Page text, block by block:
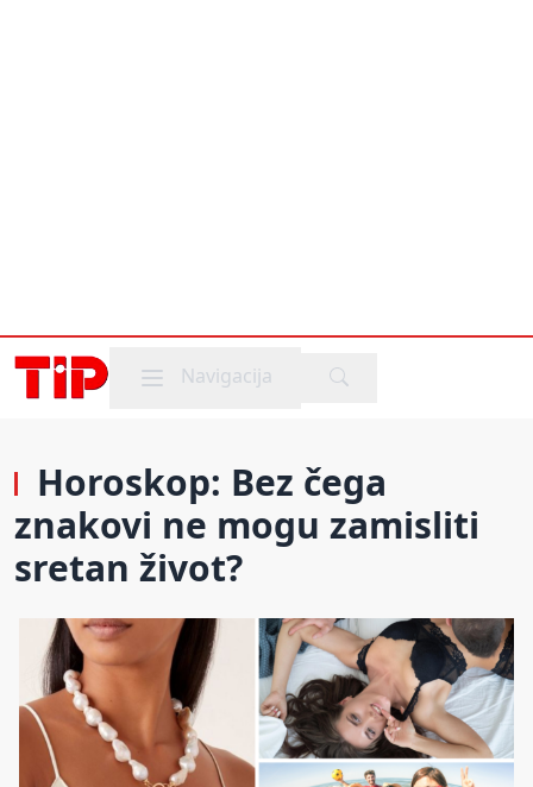
Mobile menu
Navigacija
Horoskop: Bez čega
znakovi ne mogu zamisliti
sretan život?